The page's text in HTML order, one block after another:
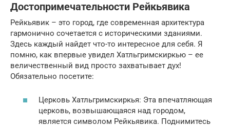
Достопримечательности Рейкьявика
Рейкьявик – это город, где современная архитектура
гармонично сочетается с историческими зданиями.
Здесь каждый найдет что-то интересное для себя. Я
помню, как впервые увидел Хатльгримскиркью – ее
величественный вид просто захватывает дух!
Обязательно посетите:
Церковь Хатльгримскиркья: Эта впечатляющая
церковь, возвышающаяся над городом,
является символом Рейкьявика. Поднимитесь